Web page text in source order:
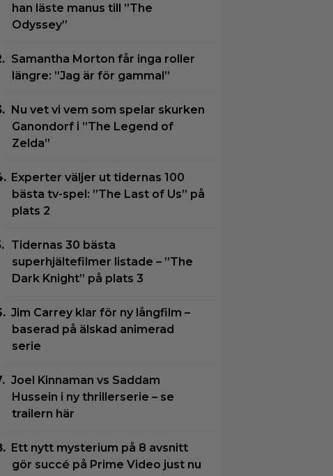
han läste manus till ”The
Odyssey”
Samantha Morton får inga roller
längre: ”Jag är för gammal”
Nu vet vi vem som spelar skurken
Ganondorf i ”The Legend of
Zelda”
Experter väljer ut tidernas 100
bästa tv-spel: ”The Last of Us” på
plats 2
Tidernas 30 bästa
superhjältefilmer listade – ”The
Dark Knight” på plats 3
Jim Carrey klar för ny långfilm –
baserad på älskad animerad
serie
Joel Kinnaman vs Saddam
Hussein i ny thrillerserie – se
trailern här
Ett nytt mysterium på 8 avsnitt
gör succé på Prime Video just nu